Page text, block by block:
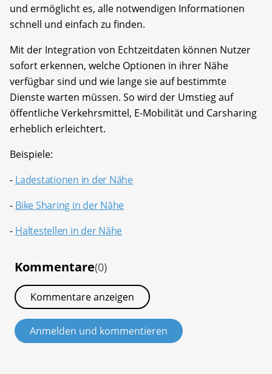
und ermöglicht es, alle notwendigen Informationen
schnell und einfach zu finden.
Mit der Integration von Echtzeitdaten können Nutzer
sofort erkennen, welche Optionen in ihrer Nähe
verfügbar sind und wie lange sie auf bestimmte
Dienste warten müssen. So wird der Umstieg auf
öffentliche Verkehrsmittel, E-Mobilität und Carsharing
erheblich erleichtert.
Beispiele:
- Ladestationen in der Nähe
- Bike Sharing in der Nähe
- Haltestellen in der Nähe
Kommentare(0)
Kommentare anzeigen
Anmelden und kommentieren